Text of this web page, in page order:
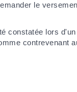
le
constatée lors
contrevenant